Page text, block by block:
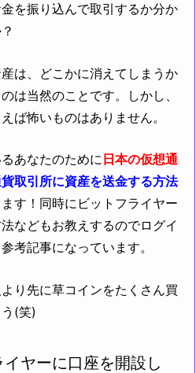
を振り込んで取引するか分か
は、どこかに消えてしまうか
は当然のことです。しかし、
ば怖いものはありません。
あなたのために 日本の仮想通
取引所に資産を送金する方法
す！同時にビットフライヤー
などもお教えするのでログイ
考記事になっています。
り先に草コインをたくさん買
(笑)
ヤーに口座を開設し